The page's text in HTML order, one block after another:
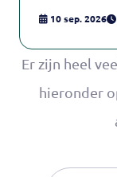
krijgen en te
opstapelen.
10 sep. 2026
Er zijn heel
hieronder